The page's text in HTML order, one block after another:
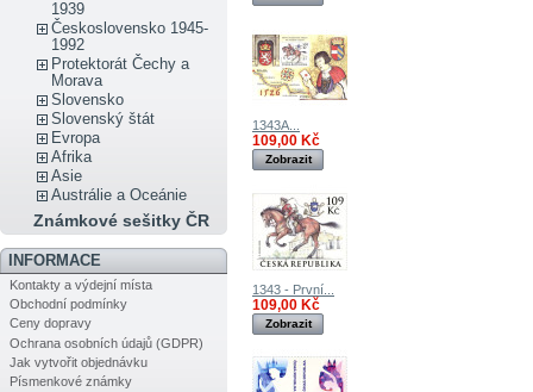
1939
Československo 1945-
1992
Protektorát Čechy a
Morava
Slovensko
Slovenský štát
Evropa
Afrika
Asie
Austrálie a Oceánie
Známkové sešitky ČR
INFORMACE
Kontakty a výdejní místa
Obchodní podmínky
Ceny dopravy
Ochrana osobních údajů (GDPR)
Jak vytvořit objednávku
Písmenkové známky
1343A...
109,00 Kč
Zobrazit
1343 - První...
109,00 Kč
Zobrazit